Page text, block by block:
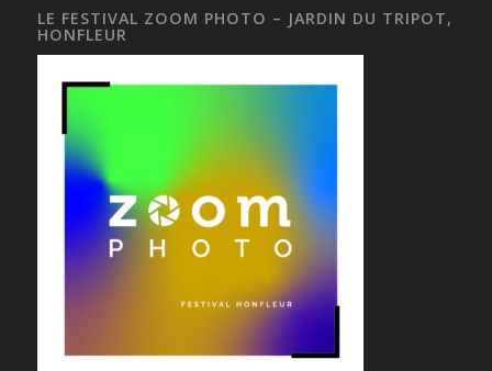
LE FESTIVAL ZOOM PHOTO – JARDIN DU TRIPOT,
HONFLEUR